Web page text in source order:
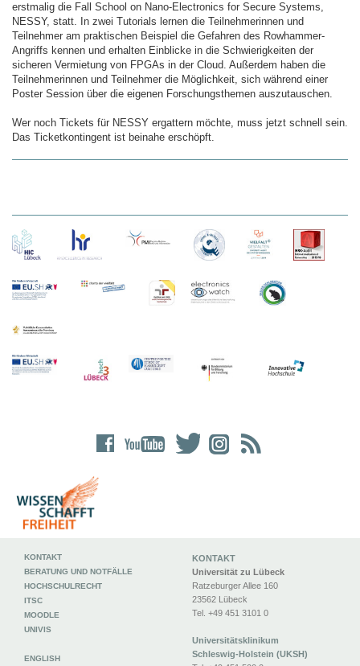
erstmalig die Fall School on Nano-Electronics for Secure Systems,
NESSY, statt. In zwei Tutorials lernen die Teilnehmerinnen und
Teilnehmer am praktischen Beispiel die Gefahren des Rowhammer-
Angriffs kennen und erhalten Einblicke in die Schwierigkeiten der
sicheren Vermietung von FPGAs in der Cloud. Außerdem haben die
Teilnehmerinnen und Teilnehmer die Möglichkeit, sich während einer
Poster Session über die eigenen Forschungsthemen auszutauschen.
Wer noch Tickets für NESSY ergattern möchte, muss jetzt schnell sein.
Das Ticketkontingent ist beinahe erschöpft.
KONTAKT
Universität zu Lübeck
Ratzeburger Allee 160
23562 Lübeck
Tel. +49 451 3101 0
Universitätsklinikum
Schleswig-Holstein (UKSH)
KONTAKT
BERATUNG UND NOTFÄLLE
HOCHSCHULRECHT
ITSC
MOODLE
UNIVIS
ENGLISH